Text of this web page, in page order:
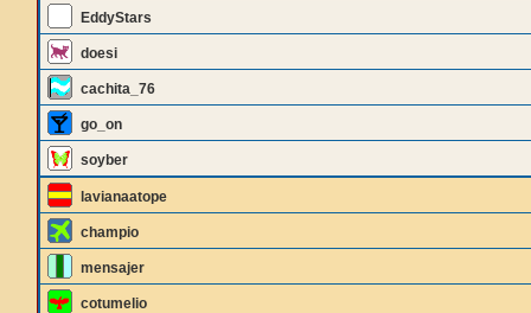
EddyStars
doesi
cachita_76
go_on
soyber
lavianaatope
champio
mensajer
cotumelio